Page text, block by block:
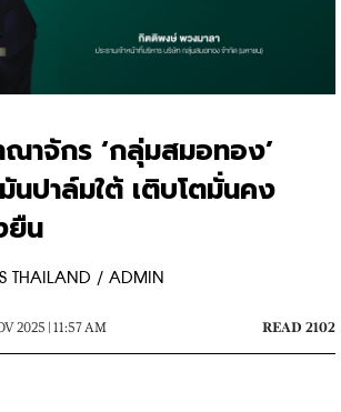
าจักร ‘กลุ่มสมอทอง’
ปาล์มใต้ เติบโตมั่นคง
ยืน
THAILAND / ADMIN
2025 | 11:57 AM
READ 2102